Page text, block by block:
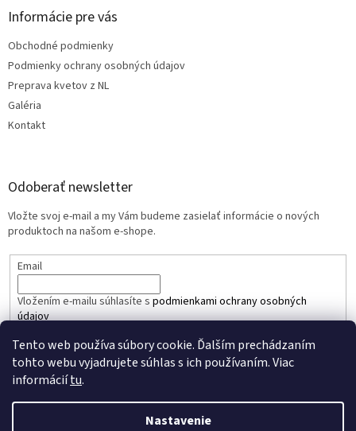
Tento web používa súbory cookie. Ďalším prechádzaním
tohto webu vyjadrujete súhlas s ich používaním. Viac
informáciítu.
Nastavenie
Informácie pre vás
Obchodné podmienky
Podmienky ochrany osobných údajov
Preprava kvetov z NL
Galéria
Kontakt
Odoberať newsletter
Vložte svoj e-mail a my Vám budeme zasielať informácie o nových
produktoch na našom e-shope.
Email
Vložením e-mailu súhlasíte s podmienkami ochrany osobných
údajov
PRIHLÁSIŤ SA
Vytvoril Shoptet